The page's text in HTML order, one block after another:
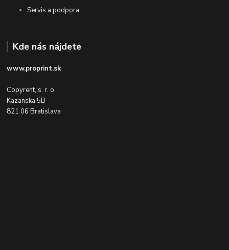
Servis a podpora
Kde nás nájdete
www.proprint.sk
Copyrent, s. r. o.
Kazanska 5B
821 06 Bratislava